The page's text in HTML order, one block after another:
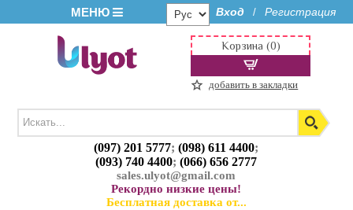
МЕНЮ Вход / Регистрация
(097) 201 5777;(098) 611 4400;
(093) 740 4400;(066) 656 2777
sales.ulyot@gmail.com
Рекордно низкие цены!
Бесплатная доставка от...
Корзина (0)
добавить в закладки